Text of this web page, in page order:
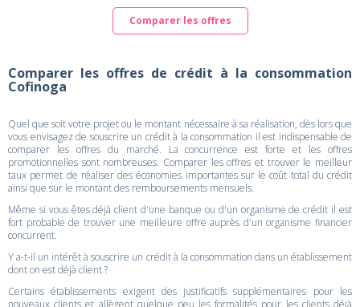
Comparer les offres
Comparer les offres de crédit à la consommation
Cofinoga
Quel que soit votre projet ou le montant nécessaire à sa réalisation, dès lors que
vous envisagez de souscrire un crédit à la consommation il est indispensable de
comparer les offres du marché. La concurrence est forte et les offres
promotionnelles sont nombreuses. Comparer les offres et trouver le meilleur
taux permet de réaliser des économies importantes sur le coût total du crédit
ainsi que sur le montant des remboursements mensuels.
Même si vous êtes déjà client d'une banque ou d'un organisme de crédit il est
fort probable de trouver une meilleure offre auprès d'un organisme financier
concurrent.
Y a-t-il un intérêt à souscrire un crédit à la consommation dans un établissement
dont on est déjà client ?
Certains établissements exigent des justificatifs supplémentaires pour les
nouveaux clients et allègent quelque peu les formalités pour les clients déjà